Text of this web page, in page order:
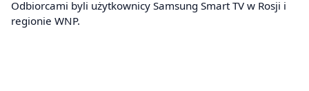
Odbiorcami byli użytkownicy Samsung Smart TV w Rosji i
regionie WNP.